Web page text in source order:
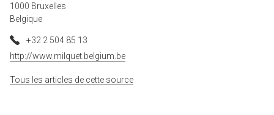
1000 Bruxelles
Belgique
+32 2 504 85 13
http://www.milquet.belgium.be
Tous les articles de cette source